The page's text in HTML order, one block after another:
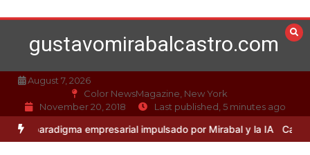
to
contentgustavomirabalcastro.com
August 7, 2026
Color NewsMagazine, New York
November 20, 2018
Last published, 5 minutes ago
empresarial impulsado por Mirabal y la IA Caso Mirabal: